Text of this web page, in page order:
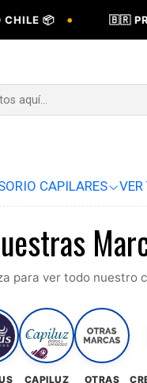
📦 • 🇧🇷
CAPILARES VER
para ver todo nuestro
CAPILUZ OTRAS